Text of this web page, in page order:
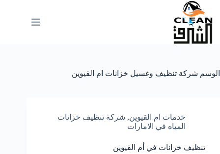
التجاوز
المحتوى
الوسم شركة تنظيف وغسيل خزانات ام القيوين
خدمات ام القيوين, شركة تنظيف خزانات
المياه في الامارات
تنظيف خزانات في أم القيوين